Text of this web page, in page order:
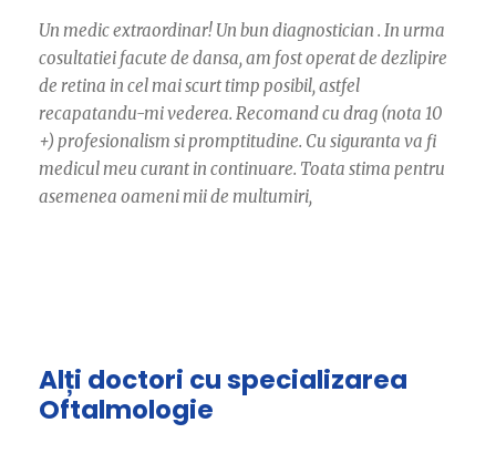
Un medic extraordinar! Un bun diagnostician . In urma
cosultatiei facute de dansa, am fost operat de dezlipire
de retina in cel mai scurt timp posibil, astfel
recapatandu-mi vederea. Recomand cu drag (nota 10
+) profesionalism si promptitudine. Cu siguranta va fi
medicul meu curant in continuare. Toata stima pentru
asemenea oameni mii de multumiri,
Alți doctori cu specializarea
Oftalmologie